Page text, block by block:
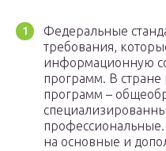
Федеральные
требования,
информационную
программ. В стране
программ –
на основные и